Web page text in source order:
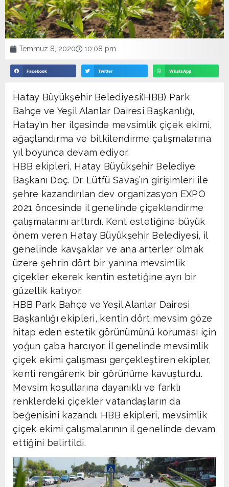
Temmuz 8, 2020 10:08 pm
Facebook Twitter WhatsApp
Hatay Büyükşehir Belediyesi(HBB) Park
Bahçe ve Yeşil Alanlar Dairesi Başkanlığı,
Hatay’ın her ilçesinde mevsimlik çiçek ekimi,
ağaçlandırma ve bitkilendirme çalışmalarına
yıl boyunca devam ediyor.
HBB ekipleri, Hatay Büyükşehir Belediye
Başkanı Doç. Dr. Lütfü Savaş’ın girişimleri ile
şehre kazandırılan dev organizasyon EXPO
2021 öncesinde il genelinde çiçeklendirme
çalışmalarını arttırdı. Kent estetiğine büyük
önem veren Hatay Büyükşehir Belediyesi, il
genelinde kavşaklar ve ana arterler olmak
üzere şehrin dört bir yanına mevsimlik
çiçekler ekerek kentin estetiğine ayrı bir
güzellik katıyor.
HBB Park Bahçe ve Yeşil Alanlar Dairesi
Başkanlığı ekipleri, kentin dört mevsim göze
hitap eden estetik görünümünü koruması için
yoğun çaba harcıyor. İl genelinde mevsimlik
çiçek ekimi çalışması gerçekleştiren ekipler,
kenti rengârenk bir görünüme kavuşturdu.
Mevsim koşullarına dayanıklı ve farklı
renklerdeki çiçekler vatandaşların da
beğenisini kazandı. HBB ekipleri, mevsimlik
çiçek ekimi çalışmalarının il genelinde devam
ettiğini belirtildi.